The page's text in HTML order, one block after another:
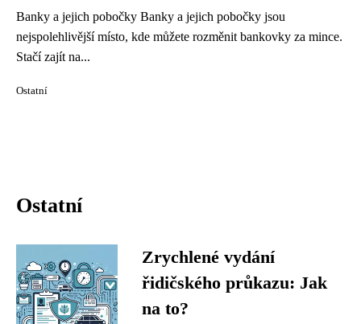
Banky a jejich pobočky Banky a jejich pobočky jsou
nejspolehlivější místo, kde můžete rozměnit bankovky za mince.
Stačí zajít na...
Ostatní
Ostatní
Zrychlené vydání
řidičského průkazu: Jak
na to?